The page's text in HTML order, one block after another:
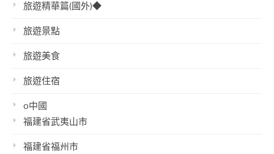
旅遊精華篇(國外)◆
旅遊景點
旅遊美食
旅遊住宿
o中國
福建省武夷山市
福建省福州市